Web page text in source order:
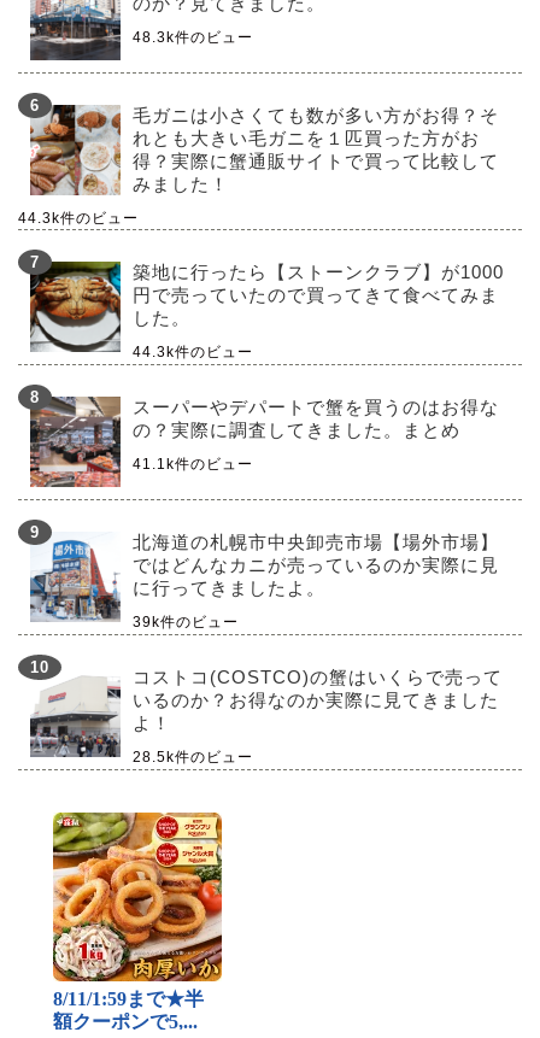
48.3k件のビュー
毛ガニは小さくても数が多い方がお得？そ
れとも大きい毛ガニを１匹買った方がお
得？実際に蟹通販サイトで買って比較して
みました！
44.3k件のビュー
築地に行ったら【ストーンクラブ】が1000
円で売っていたので買ってきて食べてみま
した。
44.3k件のビュー
スーパーやデパートで蟹を買うのはお得な
の？実際に調査してきました。まとめ
41.1k件のビュー
北海道の札幌市中央卸売市場【場外市場】
ではどんなカニが売っているのか実際に見
に行ってきましたよ。
39k件のビュー
コストコ(COSTCO)の蟹はいくらで売って
いるのか？お得なのか実際に見てきました
よ！
28.5k件のビュー